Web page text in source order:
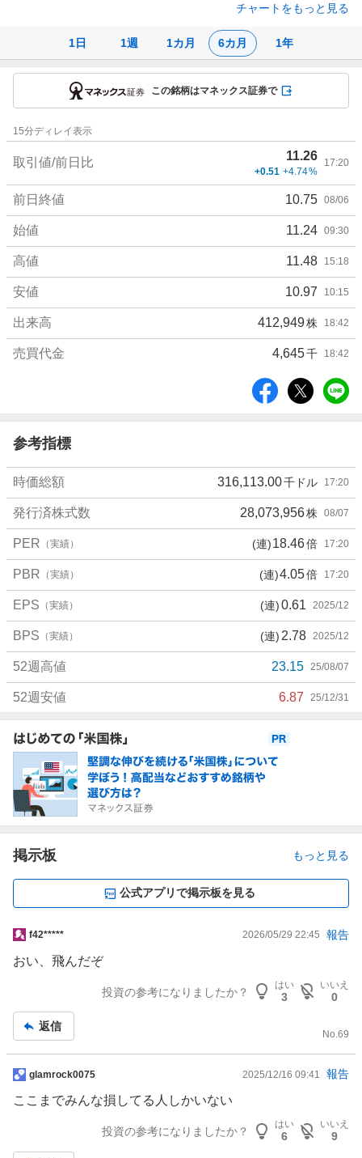
1日 1週 1カ月 6カ月 1年
チャートをもっと見る
この銘柄はマネックス証券で
価
15分ディレイ表示
取引値/前日比 11.26
+0.51 +4.74%
17:20
前日終値 10.75 08/06
始値 11.24 09:30
高値 11.48 15:18
安値 10.97 10:15
出来高 412,949株 18:42
売買代金 4,645千 18:42
ア
参考指標
時価総額 316,113.00千ドル 17:20
発行済株式数 28,073,956株 08/07
PER （実績） (連)18.46倍 17:20
PBR （実績） (連)4.05倍 17:20
EPS （実績） (連)0.61 2025/12
BPS （実績） (連) 2.78 2025/12
52週高値 23.15 25/08/07
52週安値 6.87 25/12/31
掲示板 もっと見る
公式アプリで掲示板を見る
掲
示
板
f42***** 2026/05/29 22:45 報告
おい、飛んだぞ
投資の参考になりましたか？
はい
3
いいえ
0
返信
No.69
掲
板
glamrock0075 2025/12/16 09:41 報告
ここまでみんな損してる人しかいない
投資の参考になりましたか？
はい
6
いいえ
9